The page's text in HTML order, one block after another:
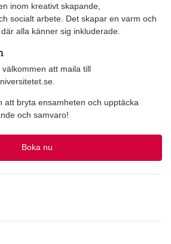
inom kreativt skapande,
socialt arbete. Det skapar en varm och
alla känner sig inkluderade.
att maila till
att bryta ensamheten och upptäcka
och samvaro!
Boka nu